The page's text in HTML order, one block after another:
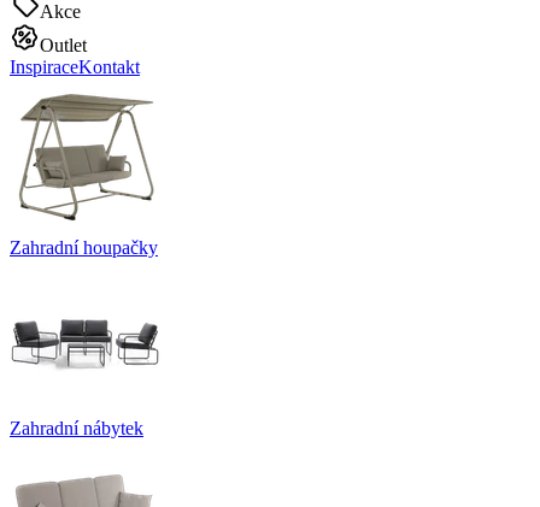
Akce
Outlet
InspiraceKontakt
Zahradní houpačky
Zahradní nábytek